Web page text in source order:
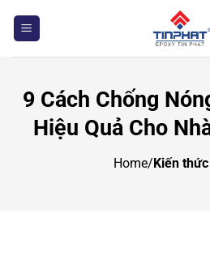
9 Cách Chống
Hiệu Quả Cho
Home/ Kiến